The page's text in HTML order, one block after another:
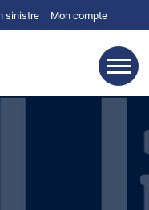
sinistre Mon compte